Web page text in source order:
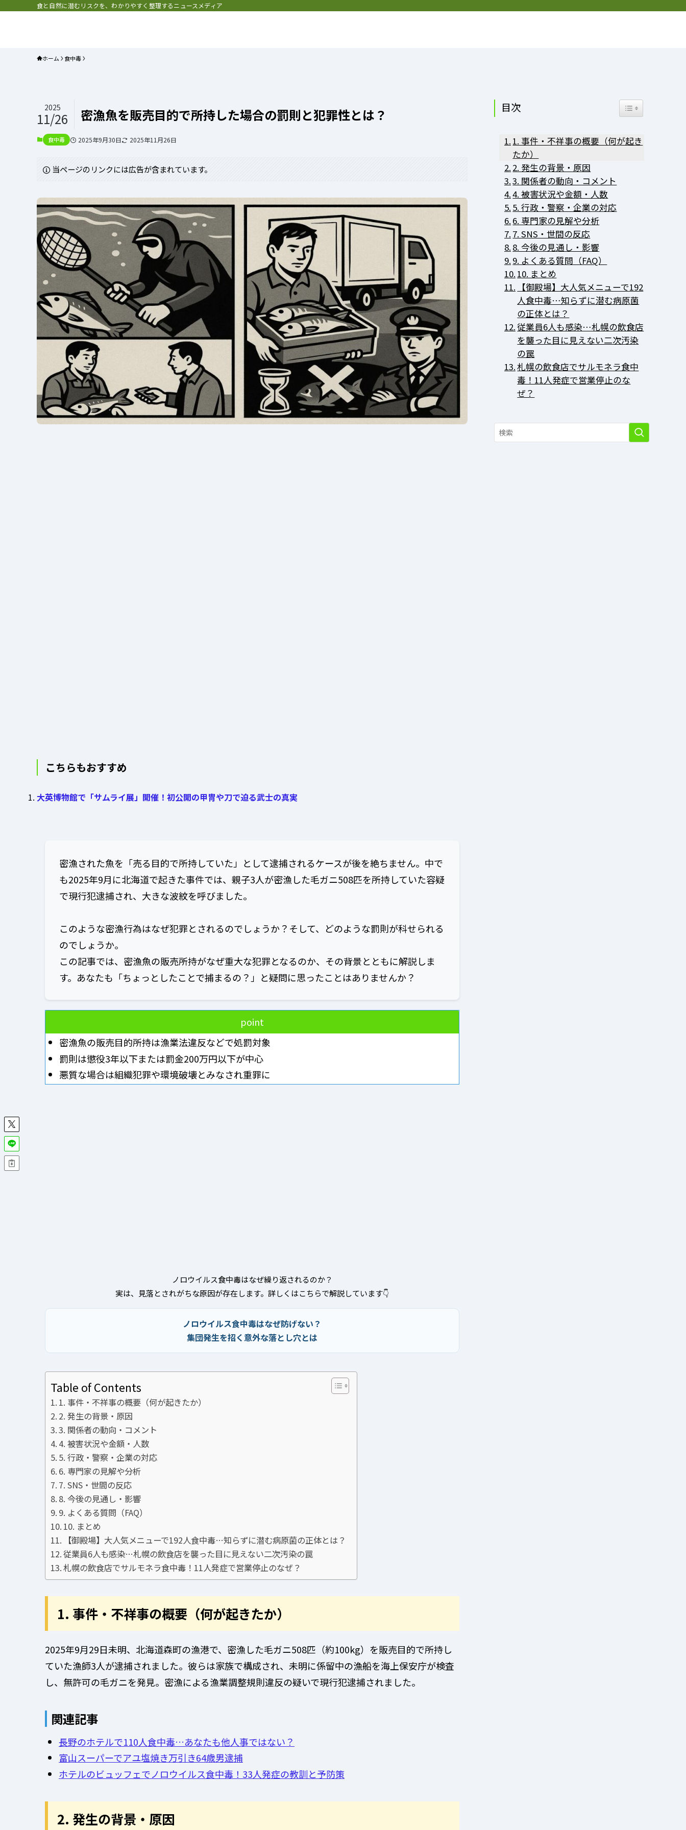
食と自然に潜むリスクを、わかりやすく整理するニュースメディア
ホーム 食中毒
密漁魚を販売目的で所持した場合の罰則と犯罪性とは？
2025
11/26
食中毒 2025年9月30日 2025年11月26日
当ページのリンクには広告が含まれています。
こちらもおすすめ
大英博物館で「サムライ展」開催！初公開の甲冑や刀で迫る武士の真実
密漁された魚を「売る目的で所持していた」として逮捕されるケースが後を絶ちません。中で
も2025年9月に北海道で起きた事件では、親子3人が密漁した毛ガニ508匹を所持していた容疑
で現行犯逮捕され、大きな波紋を呼びました。
このような密漁行為はなぜ犯罪とされるのでしょうか？そして、どのような罰則が科せられる
のでしょうか。
この記事では、密漁魚の販売所持がなぜ重大な犯罪となるのか、その背景とともに解説しま
す。あなたも「ちょっとしたことで捕まるの？」と疑問に思ったことはありませんか？
point
密漁魚の販売目的所持は漁業法違反などで処罰対象
罰則は懲役3年以下または罰金200万円以下が中心
悪質な場合は組織犯罪や環境破壊とみなされ重罪に
ノロウイルス食中毒はなぜ繰り返されるのか？
実は、見落とされがちな原因が存在します。詳しくはこちらで解説しています👇
ノロウイルス食中毒はなぜ防げない？
集団発生を招く意外な落とし穴とは
Table of Contents
1. 事件・不祥事の概要（何が起きたか）
2. 発生の背景・原因
3. 関係者の動向・コメント
4. 被害状況や金額・人数
5. 行政・警察・企業の対応
6. 専門家の見解や分析
7. SNS・世間の反応
8. 今後の見通し・影響
9. よくある質問（FAQ）
10. まとめ
【御殿場】大人気メニューで192人食中毒…知らずに潜む病原菌の正体とは？
従業員6人も感染…札幌の飲食店を襲った目に見えない二次汚染の罠
札幌の飲食店でサルモネラ食中毒！11人発症で営業停止のなぜ？
1. 事件・不祥事の概要（何が起きたか）
2025年9月29日未明、北海道森町の漁港で、密漁した毛ガニ508匹（約100kg）を販売目的で所持し
ていた漁師3人が逮捕されました。彼らは家族で構成され、未明に係留中の漁船を海上保安庁が検査
し、無許可の毛ガニを発見。密漁による漁業調整規則違反の疑いで現行犯逮捕されました。
関連記事
長野のホテルで110人食中毒…あなたも他人事ではない？
富山スーパーでアユ塩焼き万引き64歳男逮捕
ホテルのビュッフェでノロウイルス食中毒！33人発症の教訓と予防策
2. 発生の背景・原因
目次 Toggle Table of
1. 事件・不祥事の概要（何が起き
たか）
2. 発生の背景・原因
3. 関係者の動向・コメント
4. 被害状況や金額・人数
5. 行政・警察・企業の対応
6. 専門家の見解や分析
7. SNS・世間の反応
8. 今後の見通し・影響
9. よくある質問（FAQ）
10. まとめ
【御殿場】大人気メニューで192
人食中毒…知らずに潜む病原菌
の正体とは？
従業員6人も感染…札幌の飲食店
を襲った目に見えない二次汚染
の罠
札幌の飲食店でサルモネラ食中
毒！11人発症で営業停止のな
ぜ？